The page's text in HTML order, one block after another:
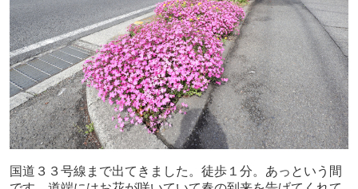
国道３３号線まで出てきました。徒歩１分。あっという間